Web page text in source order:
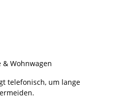
Wohnwagen
telefonisch, um lange